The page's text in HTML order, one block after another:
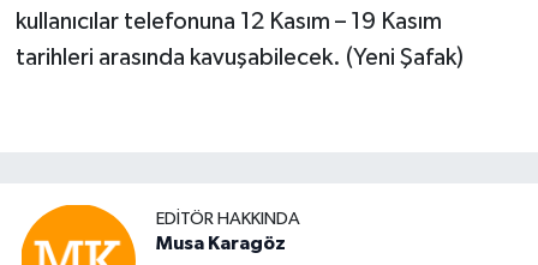
kullanıcılar telefonuna 12 Kasım – 19 Kasım
tarihleri arasında kavuşabilecek. (Yeni Şafak)
EDITÖR HAKKINDA
Musa Karagöz